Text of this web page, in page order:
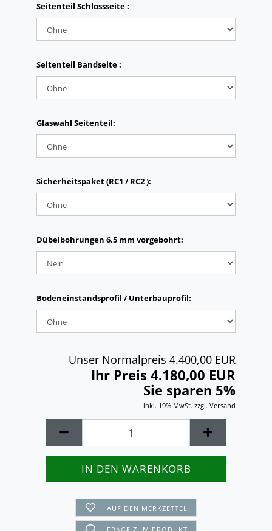
Seitenteil Schlossseite :
Seitenteil Bandseite :
Glaswahl Seitenteil:
Sicherheitspaket (RC1 / RC2 ):
Dübelbohrungen 6,5 mm vorgebohrt:
Bodeneinstandsprofil / Unterbauprofil:
Unser Normalpreis 4.400,00 EUR
Ihr Preis 4.180,00 EUR
Sie sparen 5%
inkl. 19% MwSt. zzgl. Versand
AUF DEN MERKZETTEL